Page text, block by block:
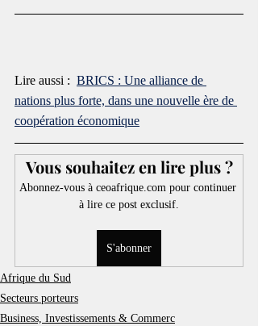
Lire aussi : BRICS : Une alliance de
nations plus forte, dans une nouvelle ère de
coopération économique
Vous souhaitez en lire plus ?
Abonnez-vous à ceoafrique.com pour continuer
à lire ce post exclusif.
S'abonner
Afrique du Sud
Secteurs porteurs
Business, Investissements & Commerc